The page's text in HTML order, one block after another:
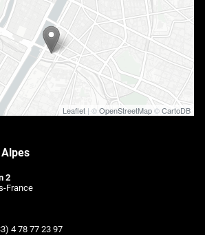
Leaflet | ©OpenStreetMap©CartoDB
2
France
4 78 77 23 97